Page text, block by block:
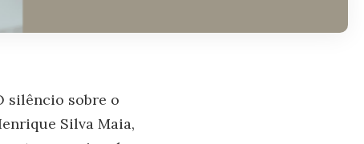
silêncio sobre o
Silva Maia,